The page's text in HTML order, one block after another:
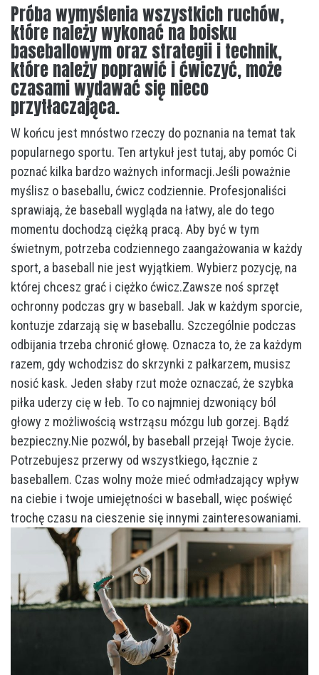
Próba wymyślenia wszystkich ruchów,
które należy wykonać na boisku
baseballowym oraz strategii i technik,
które należy poprawić i ćwiczyć, może
czasami wydawać się nieco
przytłaczająca.
W końcu jest mnóstwo rzeczy do poznania na temat tak
popularnego sportu. Ten artykuł jest tutaj, aby pomóc Ci
poznać kilka bardzo ważnych informacji.Jeśli poważnie
myślisz o baseballu, ćwicz codziennie. Profesjonaliści
sprawiają, że baseball wygląda na łatwy, ale do tego
momentu dochodzą ciężką pracą. Aby być w tym
świetnym, potrzeba codziennego zaangażowania w każdy
sport, a baseball nie jest wyjątkiem. Wybierz pozycję, na
której chcesz grać i ciężko ćwicz.Zawsze noś sprzęt
ochronny podczas gry w baseball. Jak w każdym sporcie,
kontuzje zdarzają się w baseballu. Szczególnie podczas
odbijania trzeba chronić głowę. Oznacza to, że za każdym
razem, gdy wchodzisz do skrzynki z pałkarzem, musisz
nosić kask. Jeden słaby rzut może oznaczać, że szybka
piłka uderzy cię w łeb. To co najmniej dzwoniący ból
głowy z możliwością wstrząsu mózgu lub gorzej. Bądź
bezpieczny.Nie pozwól, by baseball przejął Twoje życie.
Potrzebujesz przerwy od wszystkiego, łącznie z
baseballem. Czas wolny może mieć odmładzający wpływ
na ciebie i twoje umiejętności w baseball, więc poświęć
trochę czasu na cieszenie się innymi zainteresowaniami.